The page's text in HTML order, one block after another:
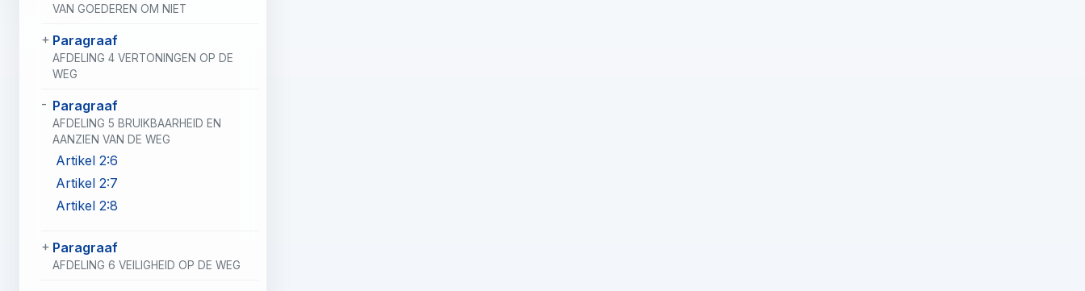
VAN GOEDEREN OM NIET
Paragraaf
AFDELING 4 VERTONINGEN OP DE
WEG
Paragraaf
AFDELING 5 BRUIKBAARHEID EN
AANZIEN VAN DE WEG
Artikel 2:6
Artikel 2:7
Artikel 2:8
Paragraaf
AFDELING 6 VEILIGHEID OP DE WEG